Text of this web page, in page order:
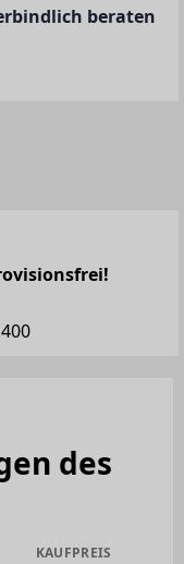
beraten
des
KAUFPREIS